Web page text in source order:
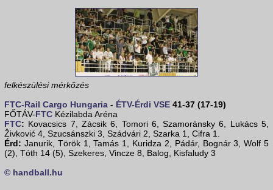
felkészülési mérkőzés
FTC-Rail Cargo Hungaria - ÉTV-Érdi VSE 41-37 (17-19)
FŐTÁV-FTC Kézilabda Aréna
FTC: Kovacsics 7, Zácsik 6, Tomori 6, Szamoránsky 6, Lukács 5,
Živković 4, Szucsánszki 3, Szádvári 2, Szarka 1, Cifra 1.
Érd: Janurik, Török 1, Tamás 1, Kuridza 2, Pádár, Bognár 3, Wolf 5
(2), Tóth 14 (5), Szekeres, Vincze 8, Balog, Kisfaludy 3
© handball.hu